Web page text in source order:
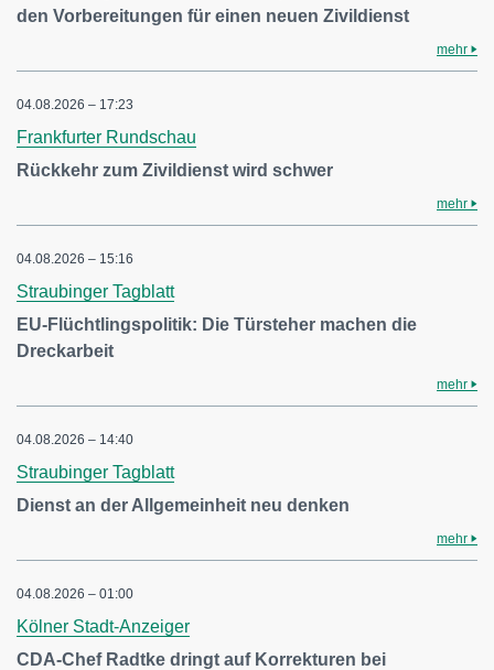
den Vorbereitungen für einen neuen Zivildienst
mehr
04.08.2026 – 17:23
Frankfurter Rundschau
Rückkehr zum Zivildienst wird schwer
mehr
04.08.2026 – 15:16
Straubinger Tagblatt
EU-Flüchtlingspolitik: Die Türsteher machen die
Dreckarbeit
mehr
04.08.2026 – 14:40
Straubinger Tagblatt
Dienst an der Allgemeinheit neu denken
mehr
04.08.2026 – 01:00
Kölner Stadt-Anzeiger
CDA-Chef Radtke dringt auf Korrekturen bei